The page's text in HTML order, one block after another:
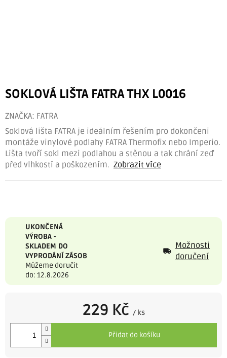
ZNAČKA: FATRA
SOKLOVÁ LIŠTA FATRA THX L0016
UKONČENÁ
VÝROBA -
SKLADEM DO
VYPRODÁNÍ ZÁSOB
Můžeme doručit
do: 12.8.2026
Možnosti
doručení
Soklová lišta FATRA je ideálním řešením pro dokončeni
montáže vinylové podlahy FATRA Thermofix nebo Imperio.
Lišta tvoří sokl mezi podlahou a stěnou a tak chrání zeď
před vlhkostí a poškozením. Zobrazit více
229 Kč / ks
Měrná
Přidat do košíku